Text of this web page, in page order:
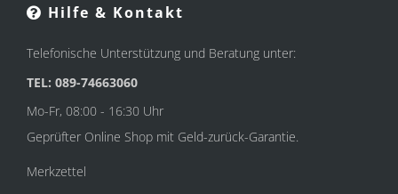
Hilfe & Kontakt
Telefonische Unterstützung und Beratung unter:
TEL: 089-74663060
Mo-Fr, 08:00 - 16:30 Uhr
Geprüfter Online Shop mit Geld-zurück-Garantie.
Merkzettel